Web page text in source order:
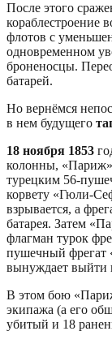
После этого
кораблестроение
флотов с
одновременном
броненосцы.
батарей.
Но вернёмся
в нем будущего
18 ноября 1853
колонны, «Париж»
турецким 56-
корвету «Гюли-
взрывается, а
батарея. Затем
флагман турок
пушечный фрегат
вынуждает выйти
В этом бою
экипажа (а его
убитый и 18